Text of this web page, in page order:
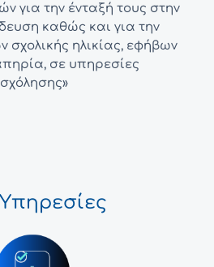
για την ένταξή τους στην
καθώς και για την
ηλικίας, εφήβων
σε υπηρεσίες